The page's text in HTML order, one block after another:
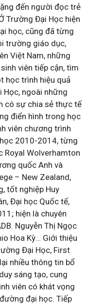
đến người đọc trẻ
Trường Đại Học hiện
học, cũng đã từng
trường giáo dục,
Việt Nam, những
viên tiếp cận, tìm
học trình hiệu quả
Học, ngoài những
có sự chia sẻ thực tế
điển hình trong học
viên chương trình
2010-2014, từng
Royal Wolverhamton
quốc Anh và
– New Zealand,
tốt nghiệp Huy
Đại học Quốc tế,
hiện là chuyên
Nguyễn Thị Ngọc
Hoa Kỳ… Giới thiệu
Đại Học, First
nhiều thông tin bổ
sáng tạo, cung
viên có khát vọng
đại học. Tiếp